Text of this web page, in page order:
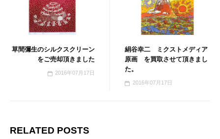
草間彌生のシルクスクリーン
をご売却頂きました
2016年07月17日
絹谷幸二 ミクストメディア
原画 を買取させて頂きまし
た。
2016年07月17日
RELATED POSTS